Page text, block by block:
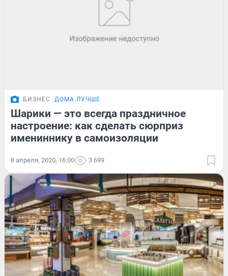
БИЗНЕС ДОМА ЛУЧШЕ
Шарики — это всегда праздничное
настроение: как сделать сюрприз
имениннику в самоизоляции
8 апреля, 2020, 16:00 3 699